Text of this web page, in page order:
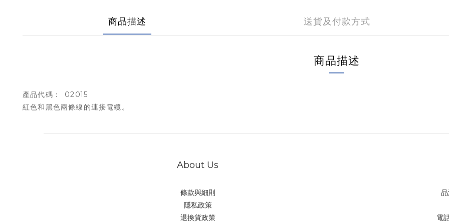
商品描述 送貨及付款方式
商品描述
產品代碼： 02015
紅色和黑色兩條線的連接電纜。
About Us
條款與細則
隱私政策
退換貨政策
電